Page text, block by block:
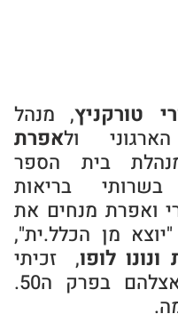
טורקניץ, מנהל
ולאפרת
לת בית הספר
בשרותי בריאות
ואפרת מנחים את
מן הכלל.ית",
ונונו לופו, זכיתי
להתארח אצלהם בפרק ה50.